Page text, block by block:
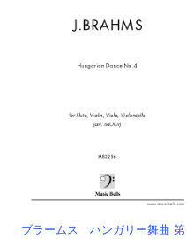
ブラームス ハンガリー舞曲 第